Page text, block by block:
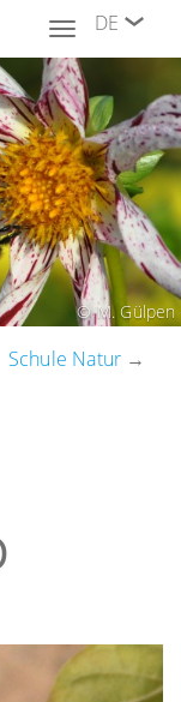
DE
Toggle
navigation
© M. Gülpen
Schule Natur →